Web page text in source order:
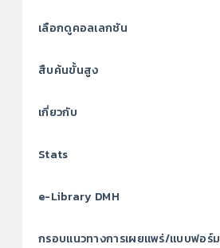
เลือกดูคอลเลกชัน
สืบค้นขั้นสูง
เกี่ยวกับ
Stats
e-Library DMH
กรอบแนวทางการเผยแพร่/แบบฟอร์ม